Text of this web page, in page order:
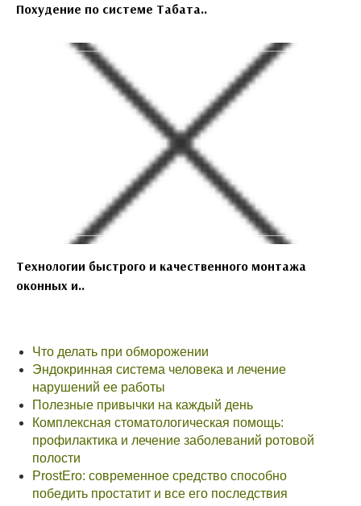
Похудение по системе Табата..
Технологии быстрого и качественного монтажа
оконных и..
Что делать при обморожении
Эндокринная система человека и лечение
нарушений ее работы
Полезные привычки на каждый день
Комплексная стоматологическая помощь:
профилактика и лечение заболеваний ротовой
полости
ProstEro: современное средство способно
победить простатит и все его последствия